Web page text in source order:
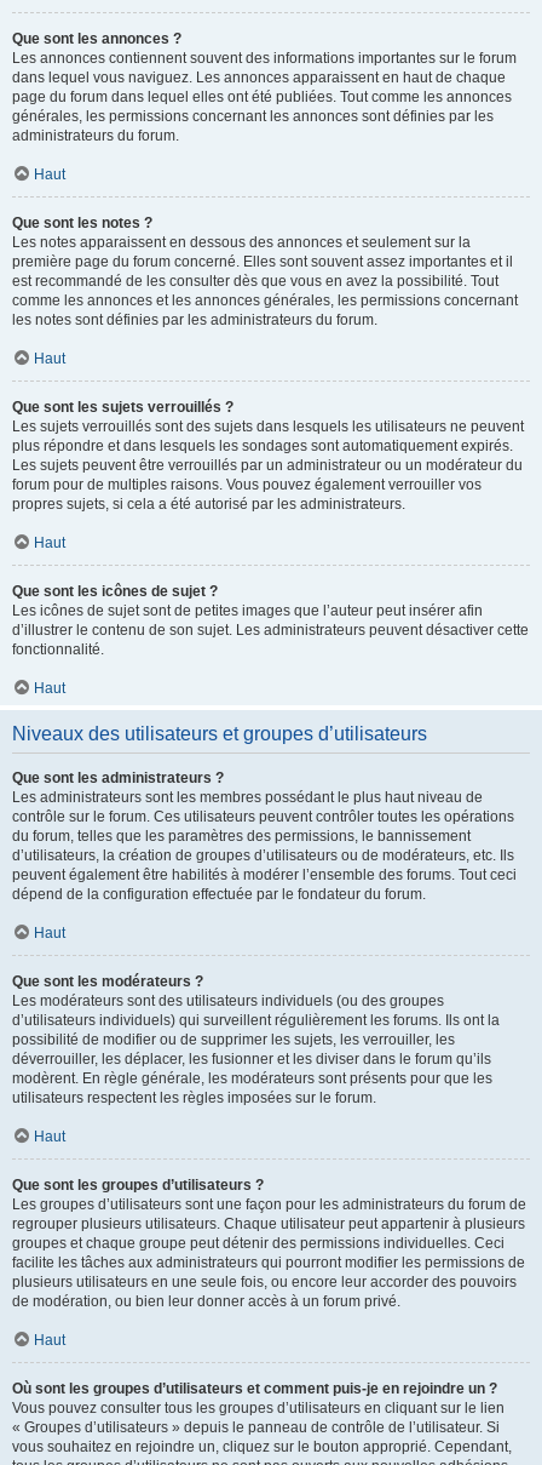
Que sont les annonces ?
Les annonces contiennent souvent des informations importantes sur le forum
dans lequel vous naviguez. Les annonces apparaissent en haut de chaque
page du forum dans lequel elles ont été publiées. Tout comme les annonces
générales, les permissions concernant les annonces sont définies par les
administrateurs du forum.
Haut
Que sont les notes ?
Les notes apparaissent en dessous des annonces et seulement sur la
première page du forum concerné. Elles sont souvent assez importantes et il
est recommandé de les consulter dès que vous en avez la possibilité. Tout
comme les annonces et les annonces générales, les permissions concernant
les notes sont définies par les administrateurs du forum.
Haut
Que sont les sujets verrouillés ?
Les sujets verrouillés sont des sujets dans lesquels les utilisateurs ne peuvent
plus répondre et dans lesquels les sondages sont automatiquement expirés.
Les sujets peuvent être verrouillés par un administrateur ou un modérateur du
forum pour de multiples raisons. Vous pouvez également verrouiller vos
propres sujets, si cela a été autorisé par les administrateurs.
Haut
Que sont les icônes de sujet ?
Les icônes de sujet sont de petites images que l’auteur peut insérer afin
d’illustrer le contenu de son sujet. Les administrateurs peuvent désactiver cette
fonctionnalité.
Haut
Niveaux des utilisateurs et groupes d’utilisateurs
Que sont les administrateurs ?
Les administrateurs sont les membres possédant le plus haut niveau de
contrôle sur le forum. Ces utilisateurs peuvent contrôler toutes les opérations
du forum, telles que les paramètres des permissions, le bannissement
d’utilisateurs, la création de groupes d’utilisateurs ou de modérateurs, etc. Ils
peuvent également être habilités à modérer l’ensemble des forums. Tout ceci
dépend de la configuration effectuée par le fondateur du forum.
Haut
Que sont les modérateurs ?
Les modérateurs sont des utilisateurs individuels (ou des groupes
d’utilisateurs individuels) qui surveillent régulièrement les forums. Ils ont la
possibilité de modifier ou de supprimer les sujets, les verrouiller, les
déverrouiller, les déplacer, les fusionner et les diviser dans le forum qu’ils
modèrent. En règle générale, les modérateurs sont présents pour que les
utilisateurs respectent les règles imposées sur le forum.
Haut
Que sont les groupes d’utilisateurs ?
Les groupes d’utilisateurs sont une façon pour les administrateurs du forum de
regrouper plusieurs utilisateurs. Chaque utilisateur peut appartenir à plusieurs
groupes et chaque groupe peut détenir des permissions individuelles. Ceci
facilite les tâches aux administrateurs qui pourront modifier les permissions de
plusieurs utilisateurs en une seule fois, ou encore leur accorder des pouvoirs
de modération, ou bien leur donner accès à un forum privé.
Haut
Où sont les groupes d’utilisateurs et comment puis-je en rejoindre un ?
Vous pouvez consulter tous les groupes d’utilisateurs en cliquant sur le lien
« Groupes d’utilisateurs » depuis le panneau de contrôle de l’utilisateur. Si
vous souhaitez en rejoindre un, cliquez sur le bouton approprié. Cependant,